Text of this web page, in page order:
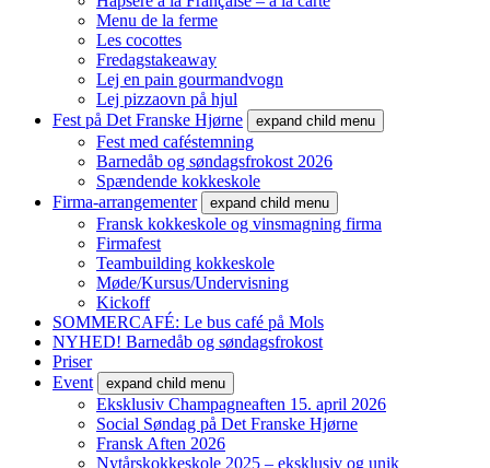
Menu de la ferme
Les cocottes
Fredagstakeaway
Lej en pain gourmandvogn
Lej pizzaovn på hjul
Fest på Det Franske Hjørne
expand child menu
Fest med caféstemning
Barnedåb og søndagsfrokost 2026
Spændende kokkeskole
Firma-arrangementer
expand child menu
Fransk kokkeskole og vinsmagning firma
Firmafest
Teambuilding kokkeskole​
Møde/Kursus/Undervisning
Kickoff
SOMMERCAFÉ: Le bus café på Mols
NYHED! Barnedåb og søndagsfrokost
Priser
Event
expand child menu
Eksklusiv Champagneaften 15. april 2026
Social Søndag på Det Franske Hjørne
Fransk Aften 2026
Nytårskokkeskole 2025 – eksklusiv og unik